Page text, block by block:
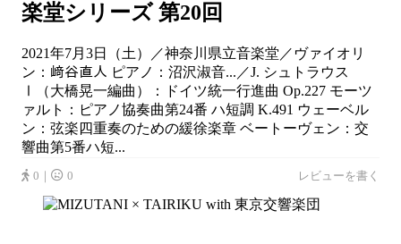
楽堂シリーズ 第20回
2021年7月3日（土）／神奈川県立音楽堂／ヴァイオリ
ン：﨑谷直人 ピアノ：沼沢淑音...／J. シュトラウス
Ⅰ（大橋晃一編曲）：ドイツ統一行進曲 Op.227 モーツ
ァルト：ピアノ協奏曲第24番 ハ短調 K.491 ウェーベル
ン：弦楽四重奏のための緩徐楽章 ベートーヴェン：交
響曲第5番ハ短...
0｜ 0 レビューを書く